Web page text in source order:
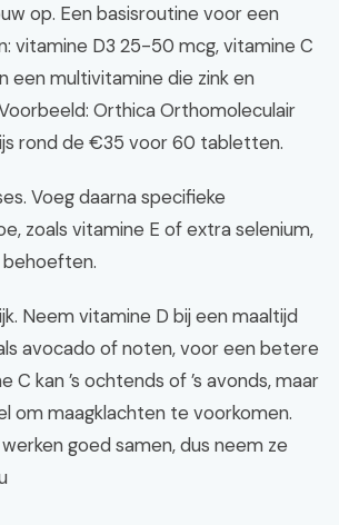
op. Een basisroutine voor een
vitamine D3 25-50 mcg, vitamine C
een multivitamine die zink en
Orthica Orthomoleculair
rond de €35 voor 60 tabletten.
Voeg daarna specifieke
zoals vitamine E of extra selenium,
behoeften.
Neem vitamine D bij een maaltijd
avocado of noten, voor een betere
C kan ’s ochtends of ’s avonds, maar
om maagklachten te voorkomen.
goed samen, dus neem ze